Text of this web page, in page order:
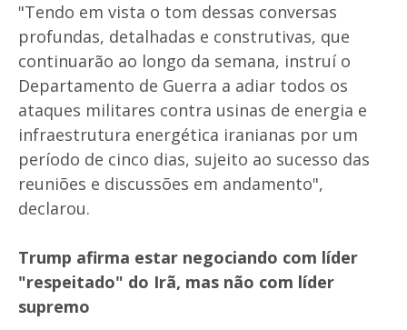
"Tendo em vista o tom dessas conversas
profundas, detalhadas e construtivas, que
continuarão ao longo da semana, instruí o
Departamento de Guerra a adiar todos os
ataques militares contra usinas de energia e
infraestrutura energética iranianas por um
período de cinco dias, sujeito ao sucesso das
reuniões e discussões em andamento",
declarou.
Trump afirma estar negociando com líder
"respeitado" do Irã, mas não com líder
supremo